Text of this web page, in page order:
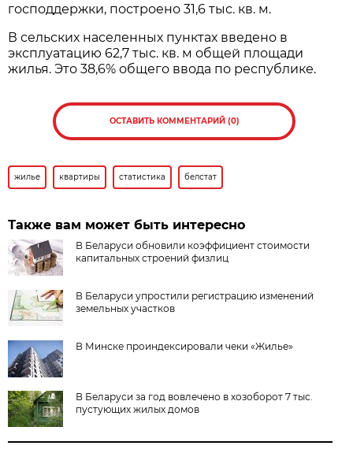
господдержки, построено 31,6 тыс. кв. м.
В сельских населенных пунктах введено в
эксплуатацию 62,7 тыс. кв. м общей площади
жилья. Это 38,6% общего ввода по республике.
ОСТАВИТЬ КОММЕНТАРИЙ (0)
жилье квартиры статистика белстат
Также вам может быть интересно
В Беларуси обновили коэффициент стоимости
капитальных строений физлиц
В Беларуси упростили регистрацию изменений
земельных участков
В Минске проиндексировали чеки «Жилье»
В Беларуси за год вовлечено в хозоборот 7 тыс.
пустующих жилых домов